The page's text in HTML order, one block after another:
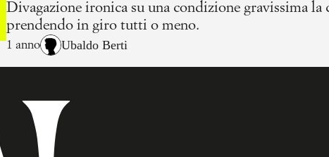
Divagazione ironica su una condizione gravissima
prendendo in giro tutti o meno.
1 anno Ubaldo Berti